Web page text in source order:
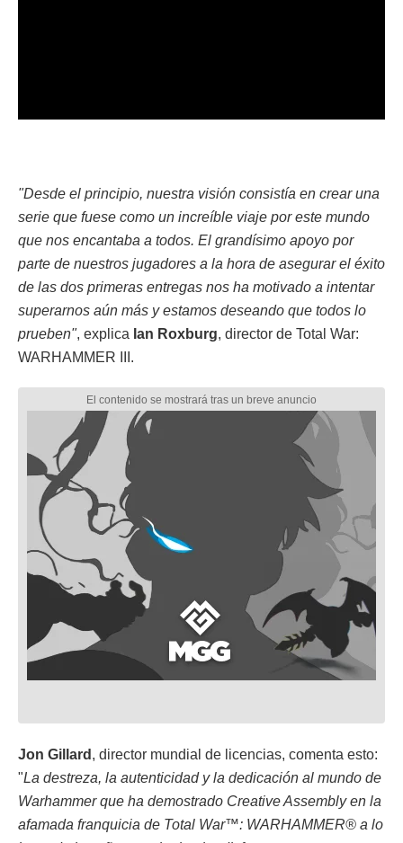
"Desde el principio, nuestra visión consistía en crear una
serie que fuese como un increíble viaje por este mundo
que nos encantaba a todos. El grandísimo apoyo por
parte de nuestros jugadores a la hora de asegurar el éxito
de las dos primeras entregas nos ha motivado a intentar
superarnos aún más y estamos deseando que todos lo
prueben", explica Ian Roxburg, director de Total War:
WARHAMMER III.
Jon Gillard , director mundial de licencias, comenta esto:
"La destreza, la autenticidad y la dedicación al mundo de
Warhammer que ha demostrado Creative Assembly en la
afamada franquicia de Total War™: WARHAMMER® a lo